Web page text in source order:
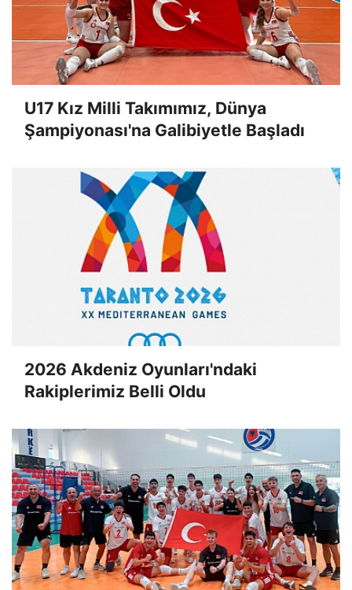
U17 Kız Milli Takımımız, Dünya
Şampiyonası'na Galibiyetle Başladı
2026 Akdeniz Oyunları'ndaki
Rakiplerimiz Belli Oldu